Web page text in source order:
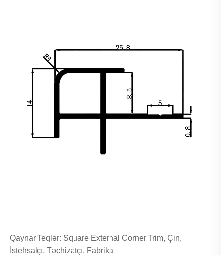
Qaynar Teqlər: Square External Corner Trim, Çin,
İstehsalçı, Təchizatçı, Fabrika